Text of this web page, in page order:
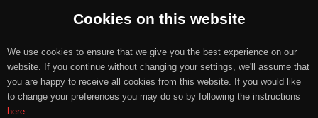
Cookies on this website
We use cookies to ensure that we give you the best experience on our
website. If you continue without changing your settings, we'll assume that
you are happy to receive all cookies from this website. If you would like
to change your preferences you may do so by following the instructions
here.